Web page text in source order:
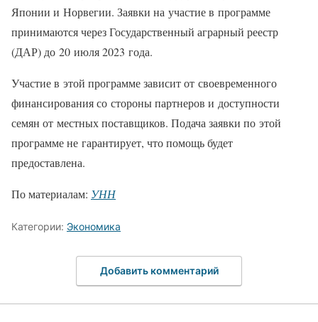
Японии и Норвегии. Заявки на участие в программе
принимаются через Государственный аграрный реестр
(ДАР) до 20 июля 2023 года.
Участие в этой программе зависит от своевременного
финансирования со стороны партнеров и доступности
семян от местных поставщиков. Подача заявки по этой
программе не гарантирует, что помощь будет
предоставлена.
По материалам: УНН
Категории: Экономика
Добавить комментарий